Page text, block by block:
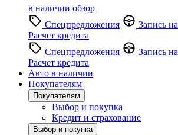
в наличии обзор
Спецпредложения
Запись
Расчет кредита
Спецпредложения
Запись
Расчет кредита
Авто в наличии
Покупателям
Покупателям
Выбор и покупка
Кредит и страхование
Выбор и покупка